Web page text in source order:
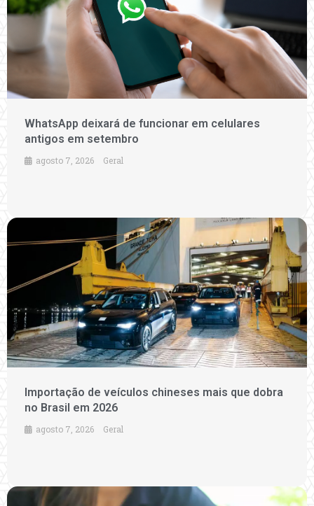
WhatsApp deixará de funcionar em celulares
antigos em setembro
agosto 7, 2026 Geral
Importação de veículos chineses mais que dobra
no Brasil em 2026
agosto 7, 2026 Geral